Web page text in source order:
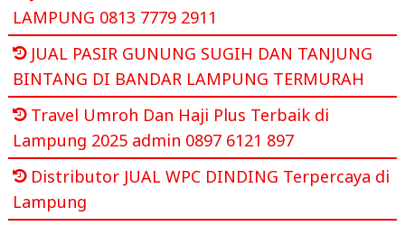
LAMPUNG 0813 7779 2911
JUAL PASIR GUNUNG SUGIH DAN TANJUNG
BINTANG DI BANDAR LAMPUNG TERMURAH
Travel Umroh Dan Haji Plus Terbaik di
Lampung 2025 admin 0897 6121 897
Distributor JUAL WPC DINDING Terpercaya di
Lampung